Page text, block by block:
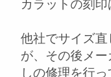
カラットの刻印
他社でサイズ
が、その後メ
しの修理を行